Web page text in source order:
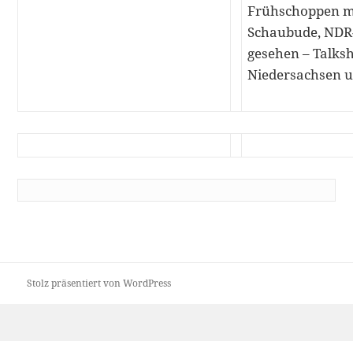
Frühschoppen
Schaubude,
gesehen –
Niedersachsen
Stolz präsentiert von WordPress